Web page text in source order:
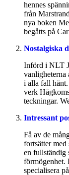
hennes
från
nya boken
begåtts på
Nostalgiska
Införd i NLT
vanligheterna
i alla fall
verk
teckningar.
Intressant
Få av de
fortsätter
en fullständig
förmögenhet.
specialisera